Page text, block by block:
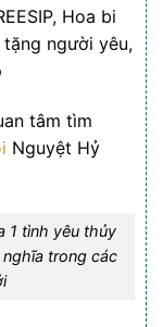
Hoa bi
người yêu,
tâm tìm
Nguyệt Hỷ
1 tình yêu thủy
trong các